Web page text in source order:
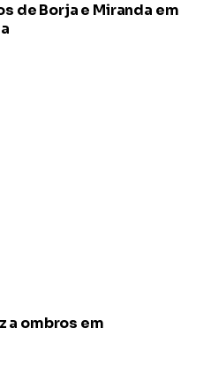
de Borja e Miranda em
a ombros em